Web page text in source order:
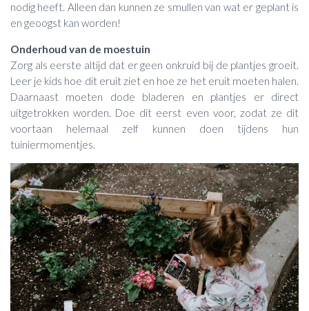
nodig heeft. Alleen dan kunnen ze smullen van wat er geplant is
en geoogst kan worden!
Onderhoud van de moestuin
Zorg als eerste altijd dat er geen onkruid bij de plantjes groeit.
Leer je kids hoe dit eruit ziet en hoe ze het eruit moeten halen.
Daarnaast moeten dode bladeren en plantjes er direct
uitgetrokken worden. Doe dit eerst even voor, zodat ze dit
voortaan helemaal zelf kunnen doen tijdens hun
tuiniermomentjes.